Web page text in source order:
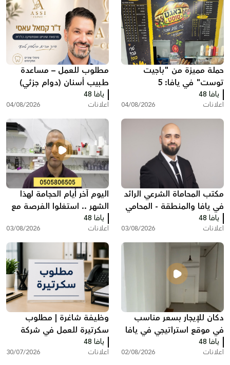
حملة مميزة من "باجيت
توست" في يافا: 5
ساندويشات باجيت مع
شيبس وكولا بـ200 شيكل
يافا 48
اعلانات 04/08/2026
مطلوب للعمل – مساعدة
طبيب أسنان (دوام جزئي)
يافا 48
اعلانات 04/08/2026
مكتب المحاماة الشرعي الرائد
في يافا والمنطقة - المحامي
عبد الفتاح محمد زبدة
يافا 48
اعلانات 03/08/2026
اليوم آخر أيام الحجامة لهذا
الشهر .. استغلوا الفرصة مع
مركز سريس
يافا 48
اعلانات 03/08/2026
دكان للإيجار بسعر مناسب
في موقع استراتيجي في يافا
يافا 48
اعلانات 02/08/2026
وظيفة شاغرة | مطلوب
سكرتيرة للعمل في شركة
بمدينة ريشون لتسيون
يافا 48
اعلانات 30/07/2026